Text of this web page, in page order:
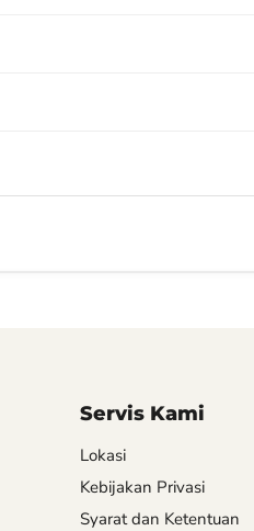
Servis Kami
Lokasi
Kebijakan Privasi
Syarat dan Ketentuan